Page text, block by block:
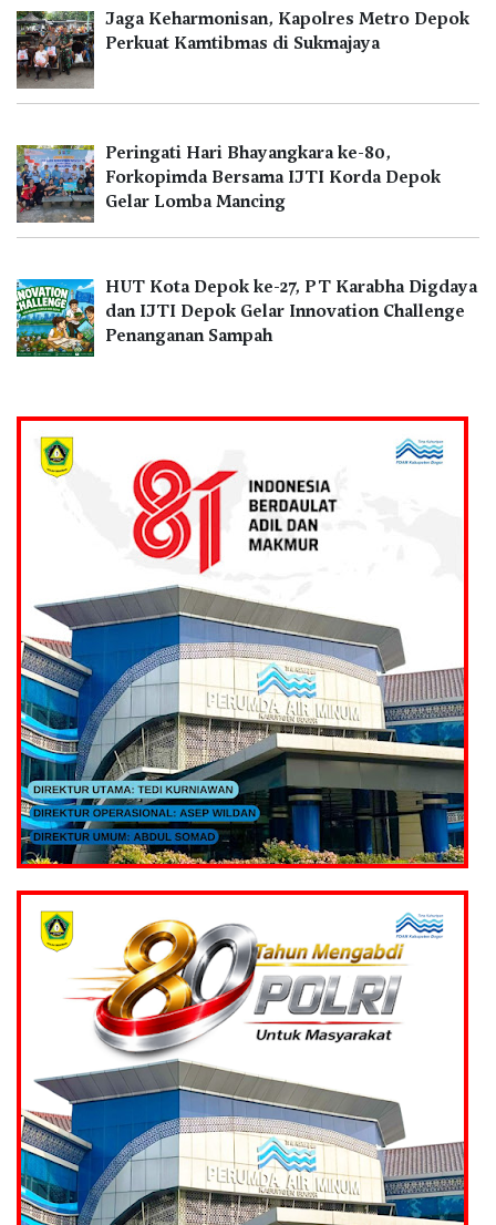
Jaga Keharmonisan, Kapolres Metro Depok
Perkuat Kamtibmas di Sukmajaya
Peringati Hari Bhayangkara ke-80,
Forkopimda Bersama IJTI Korda Depok
Gelar Lomba Mancing
HUT Kota Depok ke-27, PT Karabha Digdaya
dan IJTI Depok Gelar Innovation Challenge
Penanganan Sampah